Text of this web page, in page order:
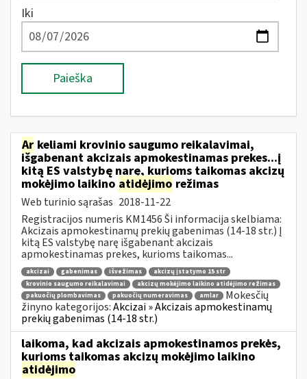
Iki
Paieška
Ar keliami krovinio saugumo reikalavimai,
išgabenant akcizais apmokestinamas prekes...į
kitą ES valstybę narę, kurioms taikomas akcizų
mokėjimo laikino atidėjimo režimas
Web turinio sąrašas 2018-11-22
Registracijos numeris KM1456 Ši informacija skelbiama:
Akcizais apmokestinamų prekių gabenimas (14-18 str.) Į
kitą ES valstybę narę išgabenant akcizais
apmokestinamas prekes, kurioms taikomas...
akcizai gabenimas išvežimas
akcizų įstatymo 15 str
krovinio saugumo reikalavimai
akcizų mokėjimo laikino atidėjimo režimas
pakuočių plombavimas
pakuočių numeravimas amlar
Mokesčių
žinyno kategorijos:Akcizai » Akcizais apmokestinamų
prekių gabenimas (14-18 str.)
laikoma, kad akcizais apmokestinamos prekės,
kurioms taikomas akcizų mokėjimo laikino
atidėjimo